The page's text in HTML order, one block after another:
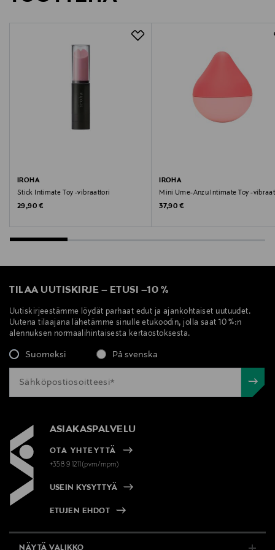
Ne sopivat sekä aloittelijoille että kokeneemmille käyttäjille.
vibraattori, intiiimilelu, hyvinvointi, nautinto, iroha
IROHA
Stick Intimate Toy -vibraattori
Original Price
29,90 €
IROHA
Mini Ume-Anzu Intimate Toy -
Original Price
37,90 €
TILAA UUTISKIRJE – ETUSI –10 %
Uutiskirjeestämme löydät parhaat edut ja ajankohtaiset uutuudet.
Uutena tilaajana lähetämme sinulle etukoodin, jolla saat 10 %:n
alennuksen normaalihintaisesta kertaostoksesta.
Suomeksi På svenska
ASIAKASPALVELU
OTA YHTEYTTÄ
+358 9 1211(pvm/mpm)
USEIN KYSYTTYÄ
ETUJEN EHDOT
NÄYTÄ VALIKKO